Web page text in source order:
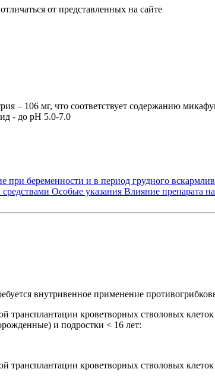
от представленных на сайте
– 106 мг, что соответствует содержанию
- до рН 5.0-7.0
при беременности и в период грудного
Особые указания Влияние препарата
внутривенное применение
трансплантации кроветворных стволовых
и подростки < 16 лет:
трансплантации кроветворных стволовых